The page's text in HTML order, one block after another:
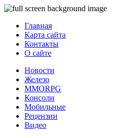
Главная
Карта сайта
Контакты
О сайте
Новости
Железо
MMORPG
Консоли
Мобильные
Рецензии
Видео